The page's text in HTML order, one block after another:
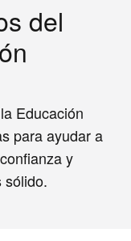
del
Educación
para ayudar a
y
sólido.